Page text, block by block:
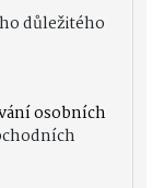
důležitého
osobních